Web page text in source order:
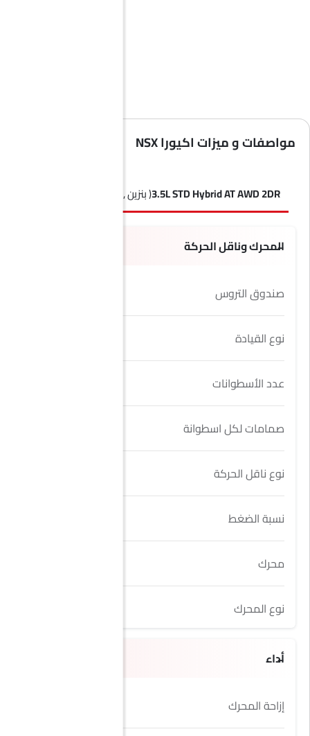
مواصفات و ميزات اكيورا NSX
3.5L STD Hybrid AT AWD 2DR( بنزين , AT )
المحرك وناقل الحركة
صندوق التروس
نوع القيادة
عدد الأسطوانات
صمامات لكل اسطوانة
نوع ناقل الحركة
نسبة الضغط
محرك
نوع المحرك
أداء
إزاحة المحرك